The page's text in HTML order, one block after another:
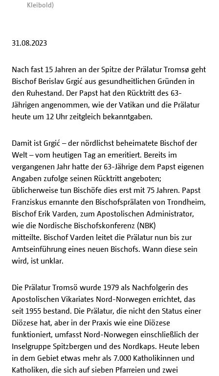
Kleibold)
31.08.2023
Nach fast 15 Jahren an der Spitze der Prälatur Tromsø geht
Bischof Berislav Grgić aus gesundheitlichen Gründen in
den Ruhestand. Der Papst hat den Rücktritt des 63-
Jährigen angenommen, wie der Vatikan und die Prälatur
heute um 12 Uhr zeitgleich bekanntgaben.
Damit ist Grgić – der nördlichst beheimatete Bischof der
Welt – vom heutigen Tag an emeritiert. Bereits im
vergangenen Jahr hatte der 63-Jährige dem Papst eigenen
Angaben zufolge seinen Rücktritt angeboten;
üblicherweise tun Bischöfe dies erst mit 75 Jahren. Papst
Franziskus ernannte den Bischofsprälaten von Trondheim,
Bischof Erik Varden, zum Apostolischen Administrator,
wie die Nordische Bischofskonferenz (NBK)
mitteilte. Bischof Varden leitet die Prälatur nun bis zur
Amtseinführung eines neuen Bischofs. Wann diese sein
wird, ist unklar.
Die Prälatur Tromsö wurde 1979 als Nachfolgerin des
Apostolischen Vikariates Nord-Norwegen errichtet, das
seit 1955 bestand. Die Prälatur, die nicht den Status einer
Diözese hat, aber in der Praxis wie eine Diözese
funktioniert, umfasst Nord-Norwegen einschließlich der
Inselgruppe Spitzbergen und des Nordkaps. Heute leben
in dem Gebiet etwas mehr als 7.000 Katholikinnen und
Katholiken, die sich auf sieben Pfarreien und zwei